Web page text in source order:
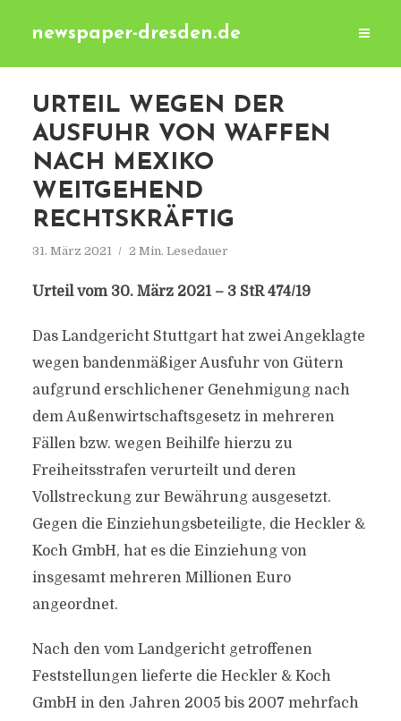
newspaper-dresden.de
URTEIL WEGEN DER
AUSFUHR VON WAFFEN
NACH MEXIKO
WEITGEHEND
RECHTSKRÄFTIG
31. März 2021 2 Min. Lesedauer
Urteil vom 30. März 2021 – 3 StR 474/19
Das Landgericht Stuttgart hat zwei Angeklagte
wegen bandenmäßiger Ausfuhr von Gütern
aufgrund erschlichener Genehmigung nach
dem Außenwirtschaftsgesetz in mehreren
Fällen bzw. wegen Beihilfe hierzu zu
Freiheitsstrafen verurteilt und deren
Vollstreckung zur Bewährung ausgesetzt.
Gegen die Einziehungsbeteiligte, die Heckler &
Koch GmbH, hat es die Einziehung von
insgesamt mehreren Millionen Euro
angeordnet.
Nach den vom Landgericht getroffenen
Feststellungen lieferte die Heckler & Koch
GmbH in den Jahren 2005 bis 2007 mehrfach